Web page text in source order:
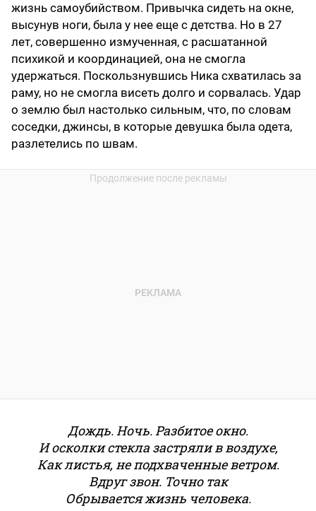
жизнь самоубийством. Привычка сидеть на окне,
высунув ноги, была у нее еще с детства. Но в 27
лет, совершенно измученная, с расшатанной
психикой и координацией, она не смогла
удержаться. Поскользнувшись Ника схватилась за
раму, но не смогла висеть долго и сорвалась. Удар
о землю был настолько сильным, что, по словам
соседки, джинсы, в которые девушка была одета,
разлетелись по швам.
Дождь. Ночь. Разбитое окно.
И осколки стекла застряли в воздухе,
Как листья, не подхваченные ветром.
Вдруг звон. Точно так
Обрывается жизнь человека.